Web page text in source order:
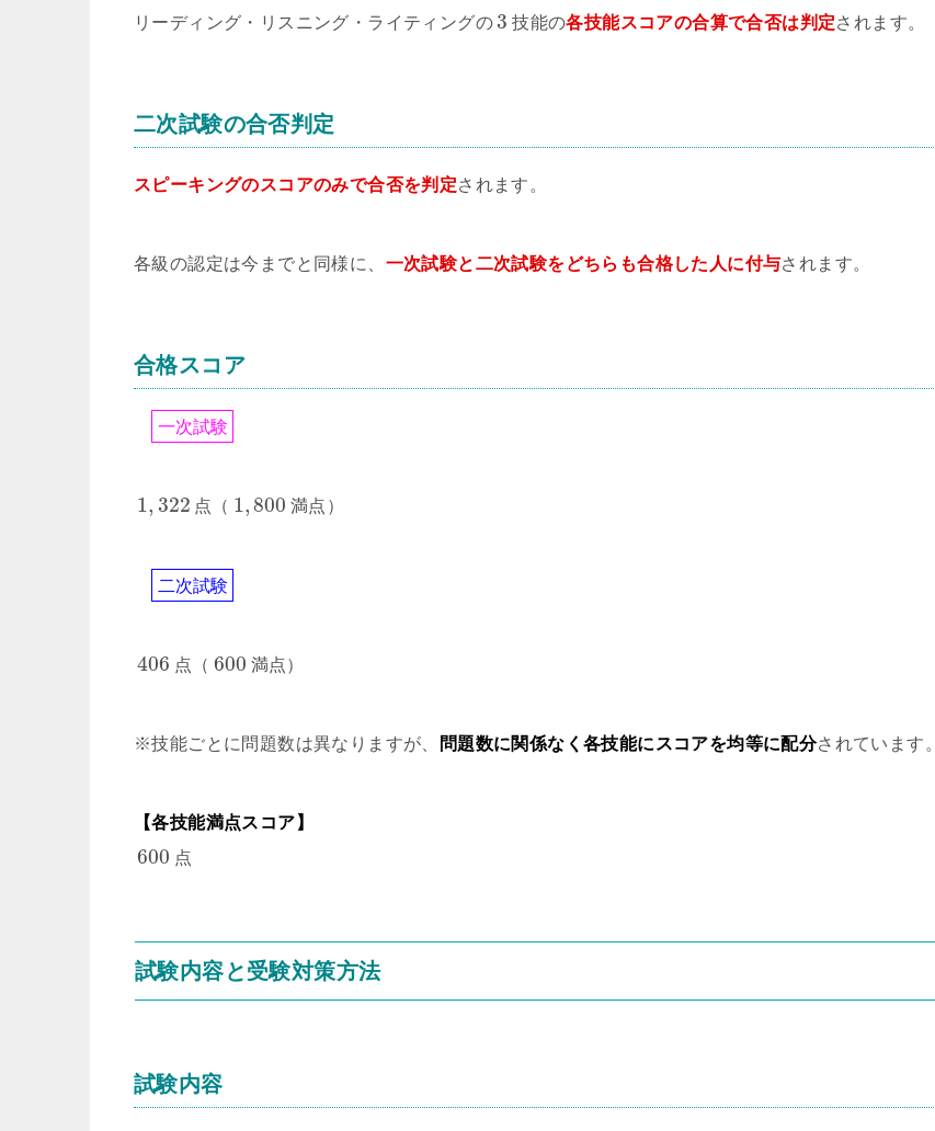
リーディング・リスニング・ライティングの 3 技能の各技能スコアの合算で合否は判定されます。
二次試験の合否判定
スピーキングのスコアのみで合否を判定されます。
各級の認定は今までと同様に、 一次試験と二次試験をどちらも合格した人に付与されます。
合格スコア
一次試験
1, 322 点（ 1, 800 満点）
二次試験
406 点（ 600 満点）
※技能ごとに問題数は異なりますが、 問題数に関係なく各技能にスコアを均等に配分されています。
【各技能満点スコア】
600 点
試験内容と受験対策方法
試験内容